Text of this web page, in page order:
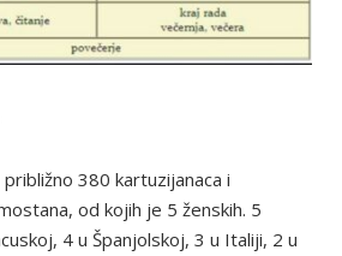
380 kartuzijanaca i
od kojih je 5 ženskih. 5
4 u Španjolskoj, 3 u Italiji, 2 u